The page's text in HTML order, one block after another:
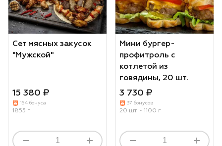
Сет мясных закусок
"Мужской"
15 380 ₽
154 бонуса
1855 г
Мини бургер-
профитроль с
котлетой из
говядины, 20 шт.
3 730 ₽
37 бонусов
20 шт. - 1100 г